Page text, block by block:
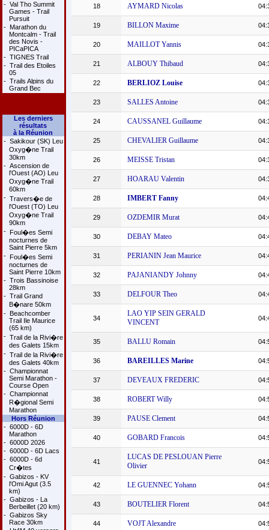
- Val Tho Summit
Games - Trail
Pursuit
- Marathon du
Montcalm - Trail
des Novis -
PICaPICA
- TIGNES Trail
- Trail des Etoiles
05
- Trails Alpins du
Grand Bec
Les derniers
résultats
à la Réunion
- Sakikour (SK) Leu
Oxyg�ne Trail
30km
- Ascension de
l'Ouest (AO) Leu
Oxyg�ne Trail
60km
- Travers�e de
l'Ouest (TO) Leu
Oxyg�ne Trail
90km
- Foul�es Semi
nocturnes de
Saint Pierre 5km
- Foul�es Semi
nocturnes de
Saint Pierre 10km
- Trois Bassinoise
28km
- Trail Grand
B�nare 50km
- Beachcomber
Trail Ile Maurice
(65 km)
- Trail de la Rivi�re
des Galets 15km
- Trail de la Rivi�re
des Galets 40km
- Championnat
Semi Marathon -
Course Open
- Championnat
R�gional Semi
Marathon
Hors Réunion
- 6000D - 6D
Marathon
- 6000D 2026
- 6000D - 6D Lacs
- 6000D - 6d
Cr�tes
- Gabizos - KV
l'Omi Agut (3.5
km)
- Gabizos - La
Berbeillet (20 km)
- Gabizos Sky
Race 30km
18 AYMARD Nicolas
19 BILLON Maxime
20 MAILLOT Yannis
21 ALBOUY Thibaud
22 BERLIOZ Louise
23 SALLES Antoine
24 CAUSSANEL Guillaume
25 CHEVALIER Guillaume
26 MEISSE Tristan
27 HOARAU Valentin
28 IMBERT Fanny
29 OZDEMIR Murat
30 DEBAY Mateo
31 PERIANIN Jean Maurice
32 PAJANIANDY Johnny
33 DELFOUR Theo
34
LAO YIP SEIN GERALD
VINCENT
35 BALLU Romain
36 BAREILLES Marine
37 DEVEAUX FREDERIC
38 ROBERT Willy
39 PAUSE Clement
40 GOBARD Francois
41
LUCAS DE PESLOUAN Pierre
Olivier
42 LE GUENNEC Yohann
43 BOUTELIER Florent
44 VOJT Alexandre